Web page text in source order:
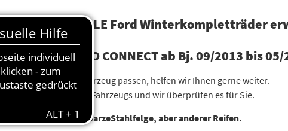
und ORIGINALE Ford Winterkompletträder
& TOURNEO CONNECT ab Bj. 09/2013 bis
die Räder auf Ihr Fahrzeug passen, helfen wir Ihnen gerne weiter.
Ihres Fahrzeugs und wir überprüfen es für Sie.
Beispielbild!! SchwarzeStahlfelge, aber anderer Reifen.